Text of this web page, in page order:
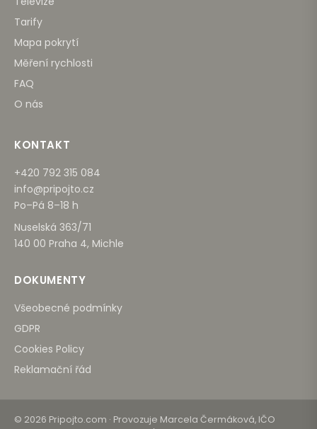
Tarify
Mapa pokrytí
Měření rychlosti
FAQ
O nás
KONTAKT
+420 792 315 084
info@pripojto.cz
Po–Pá 8–18 h
Nuselská 363/71
140 00 Praha 4, Michle
DOKUMENTY
Všeobecné podmínky
GDPR
Cookies Policy
Reklamační řád
© 2026 Pripojto.com · Provozuje Marcela Čermáková, IČO